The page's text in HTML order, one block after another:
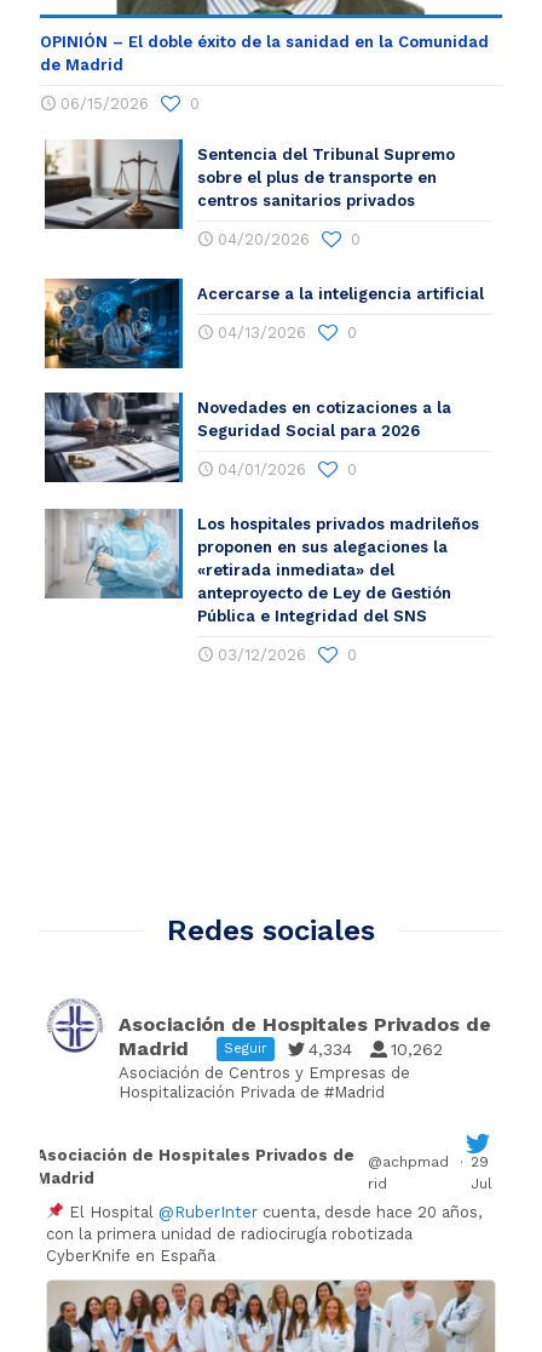
OPINIÓN – El doble éxito de la sanidad en la Comunidad
de Madrid
06/15/2026 0
Sentencia del Tribunal Supremo
sobre el plus de transporte en
centros sanitarios privados
04/20/2026 0
Acercarse a la inteligencia artificial
04/13/2026 0
Novedades en cotizaciones a la
Seguridad Social para 2026
04/01/2026 0
Los hospitales privados madrileños
proponen en sus alegaciones la
«retirada inmediata» del
anteproyecto de Ley de Gestión
Pública e Integridad del SNS
03/12/2026 0
Redes sociales
Asociación de Hospitales Privados de
Madrid
Seguir 4,334 10,262
Asociación de Centros y Empresas de
Hospitalización Privada de #Madrid
Asociación de Hospitales Privados de
Madrid
@achpmad
rid
· 29
Jul
El Hospital @RuberIntercuenta, desde hace 20 años,
con la primera unidad de radiocirugía robotizada
CyberKnife en España